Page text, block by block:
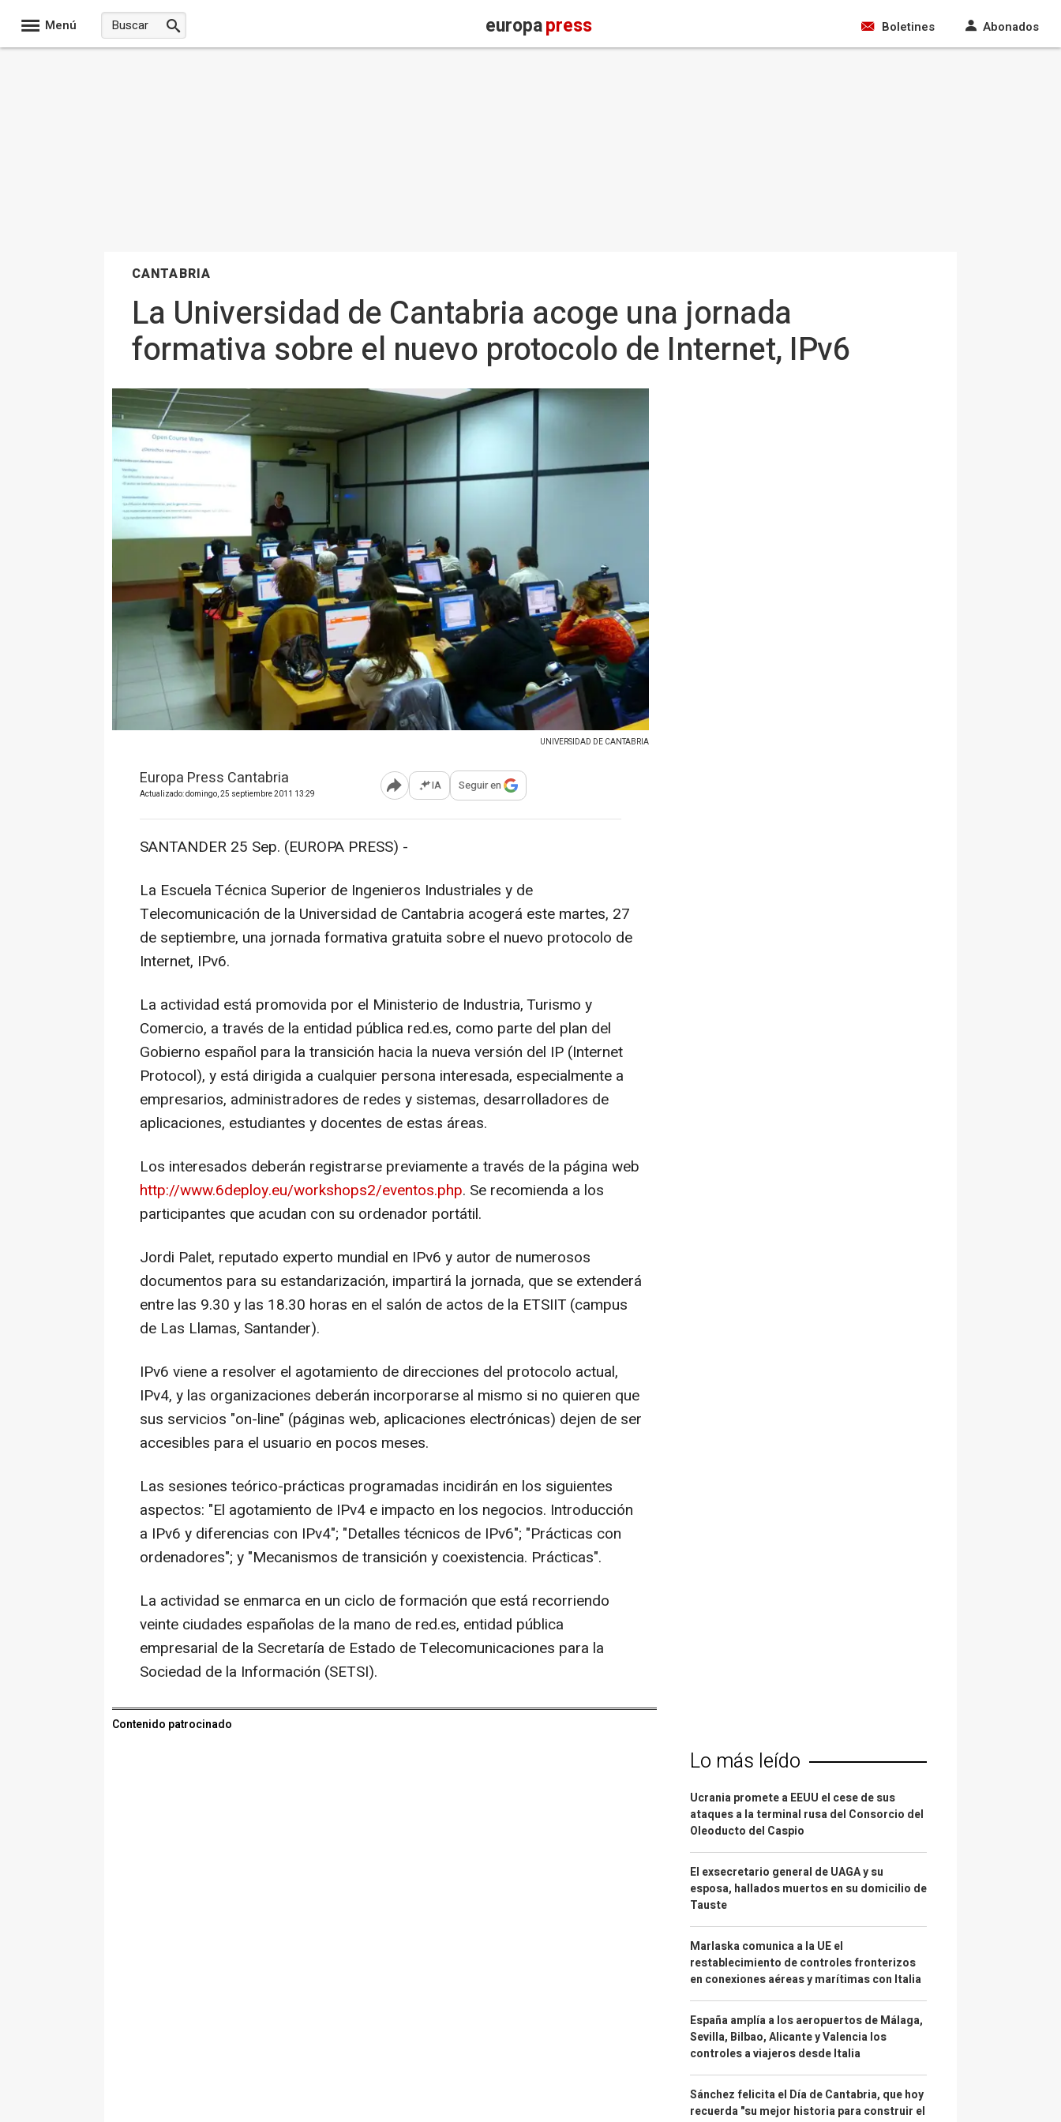
Menú europapress Boletines Abonados
CANTABRIA
La Universidad de Cantabria acoge una jornada
formativa sobre el nuevo protocolo de Internet, IPv6
UNIVERSIDAD DE CANTABRIA
Europa Press Cantabria
Actualizado: domingo, 25 septiembre 2011 13:29 Abrir opciones para compartir
IA Seguir en
SANTANDER 25 Sep. (EUROPA PRESS) -
La Escuela Técnica Superior de Ingenieros Industriales y de
Telecomunicación de la Universidad de Cantabria acogerá este martes, 27
de septiembre, una jornada formativa gratuita sobre el nuevo protocolo de
Internet, IPv6.
La actividad está promovida por el Ministerio de Industria, Turismo y
Comercio, a través de la entidad pública red.es, como parte del plan del
Gobierno español para la transición hacia la nueva versión del IP (Internet
Protocol), y está dirigida a cualquier persona interesada, especialmente a
empresarios, administradores de redes y sistemas, desarrolladores de
aplicaciones, estudiantes y docentes de estas áreas.
Los interesados deberán registrarse previamente a través de la página web
http://www.6deploy.eu/workshops2/eventos.php. Se recomienda a los
participantes que acudan con su ordenador portátil.
Jordi Palet, reputado experto mundial en IPv6 y autor de numerosos
documentos para su estandarización, impartirá la jornada, que se extenderá
entre las 9.30 y las 18.30 horas en el salón de actos de la ETSIIT (campus
de Las Llamas, Santander).
IPv6 viene a resolver el agotamiento de direcciones del protocolo actual,
IPv4, y las organizaciones deberán incorporarse al mismo si no quieren que
sus servicios "on-line" (páginas web, aplicaciones electrónicas) dejen de ser
accesibles para el usuario en pocos meses.
Las sesiones teórico-prácticas programadas incidirán en los siguientes
aspectos: "El agotamiento de IPv4 e impacto en los negocios. Introducción
a IPv6 y diferencias con IPv4"; "Detalles técnicos de IPv6"; "Prácticas con
ordenadores"; y "Mecanismos de transición y coexistencia. Prácticas".
La actividad se enmarca en un ciclo de formación que está recorriendo
veinte ciudades españolas de la mano de red.es, entidad pública
empresarial de la Secretaría de Estado de Telecomunicaciones para la
Sociedad de la Información (SETSI).
Contenido patrocinado
Lo más leído
Ucrania promete a EEUU el cese de sus
ataques a la terminal rusa del Consorcio del
Oleoducto del Caspio
El exsecretario general de UAGA y su
esposa, hallados muertos en su domicilio de
Tauste
Marlaska comunica a la UE el
restablecimiento de controles fronterizos
en conexiones aéreas y marítimas con Italia
España amplía a los aeropuertos de Málaga,
Sevilla, Bilbao, Alicante y Valencia los
controles a viajeros desde Italia
Sánchez felicita el Día de Cantabria, que hoy
recuerda "su mejor historia para construir el